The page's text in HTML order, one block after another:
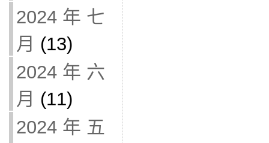
2024 年 七
月 (13)
2024 年 六
月 (11)
2024 年 五